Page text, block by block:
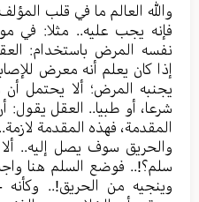
والله العالم ما في قلب
فإنه يجب عليه.. مثلا: في
نفسه المرض باستخدام:
إذا كان يعلم أنه معرض
يجنبه المرض؛ ألا يحتمل
شرعا، أو طبيا.. العقل يقول:
المقدمة، فهذه المقدمة
والحريق سوف يصل إليه..
سلم؟!.. فوضع السلم هنا
وينجيه من الحريق!.. وكأنه